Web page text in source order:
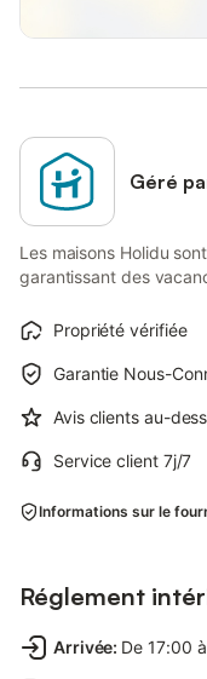
Géré
Les maisons Holidu
garantissant des
Propriété vérifiée
Garantie Nous-
Avis clients au-
Service client 7j/7
Informations sur le
Réglement
Arrivée: De 17:00